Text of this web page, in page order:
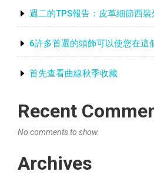
週二的TPS報告：皮革細節西裝
6許多首選的頭飾可以使您在這
首先查看曲線秋季收藏
Recent
No comments to show.
Archives